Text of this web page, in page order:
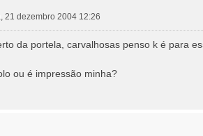
21 dezembro 2004 12:26
da portela, carvalhosas penso k é para
ou é impressão minha?